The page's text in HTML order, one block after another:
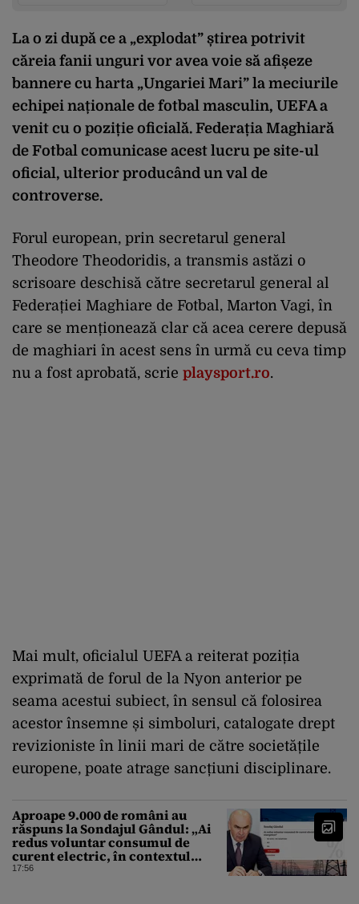
La o zi după ce a „explodat” știrea potrivit
căreia fanii unguri vor avea voie să afișeze
bannere cu harta „Ungariei Mari” la meciurile
echipei naționale de fotbal masculin, UEFA a
venit cu o poziție oficială. Federația Maghiară
de Fotbal comunicase acest lucru pe site-ul
oficial, ulterior producând un val de
controverse.
Forul european, prin secretarul general
Theodore Theodoridis, a transmis astăzi o
scrisoare deschisă către secretarul general al
Federației Maghiare de Fotbal, Marton Vagi, în
care se menționează clar că acea cerere depusă
de maghiari în acest sens în urmă cu ceva timp
nu a fost aprobată, scrie playsport.ro.
Mai mult, oficialul UEFA a reiterat poziția
exprimată de forul de la Nyon anterior pe
seama acestui subiect, în sensul că folosirea
acestor însemne și simboluri, catalogate drept
revizioniste în linii mari de către societățile
europene, poate atrage sancțiuni disciplinare.
Aproape 9.000 de români au
răspuns la Sondajul Gândul: „Ai
redus voluntar consumul de
curent electric, în contextul
crizei energetice?” Rezultatul a
17:56